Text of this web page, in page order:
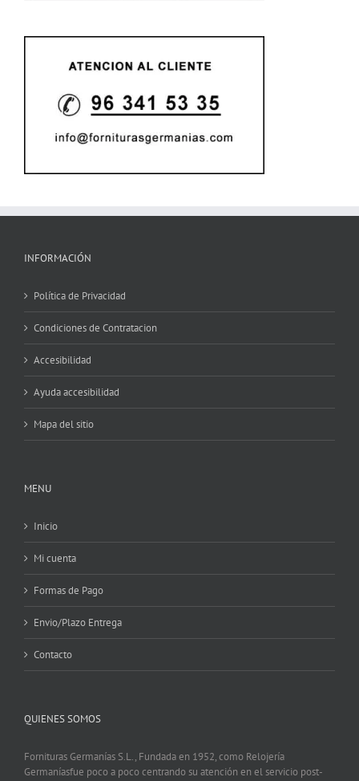
INFORMACIÓN
Política de Privacidad
Condiciones de Contratacion
Accesibilidad
Ayuda accesibilidad
Mapa del sitio
MENU
Inicio
Mi cuenta
Formas de Pago
Envio/Plazo Entrega
Contacto
QUIENES SOMOS
Fornituras Germanías S.L., Fundada en 1952, como Relojería
Germaníasfue poco a poco centrando su atención en el servicio post-